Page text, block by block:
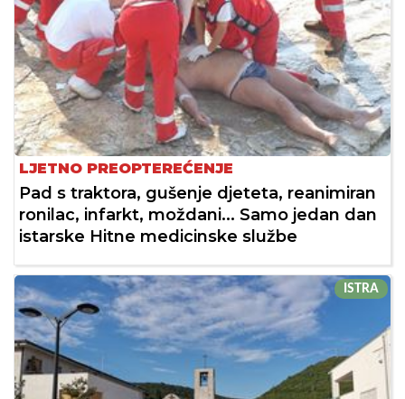
LJETNO PREOPTEREĆENJE
Pad s traktora, gušenje djeteta, reanimiran
ronilac, infarkt, moždani... Samo jedan dan
istarske Hitne medicinske službe
ISTRA